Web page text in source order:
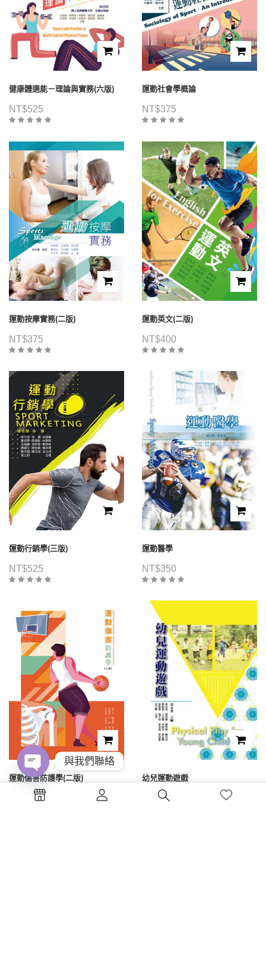
健康體適能－理論與實務(六版)
NT$525
運動社會學概論
NT$375
運動按摩實務(二版)
NT$375
運動英文(二版)
NT$400
運動行銷學(三版)
NT$525
運動醫學
NT$350
運動傷害防護學(二版)
450
幼兒運動遊戲
NT$300
與我們聯絡
Open
chaty